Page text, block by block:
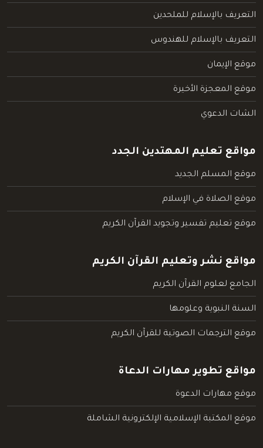
التعريف بالإسلام للملحدين
التعريف بالإسلام للهندوس
موقع الإيمان
موقع المعجزة الأخيرة
الشات الدعوي
مواقع تعليم المهتدين الجدد
موقع المسلم الجديد
موقع الصلاة في الإسلام
موقع تعليم تفسير وتجويد القرآن الكريم
مواقع نشر وتعليم القرآن الكريم
الجامع لعلوم القرآن الكريم
السنة النبوية وعلومها
موقع الترجمات الصوتية للقرآن الكريم
مواقع تطوير مهارات الدعاة
موقع مهارات الدعوة
موقع المكتبة الإسلامية الإلكترونية الشاملة